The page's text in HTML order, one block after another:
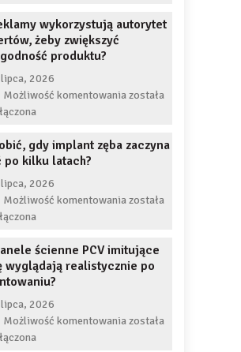
braku
zęba
chroni
wykorzystują autorytet
żeby zwiększyć
produktu?
2026
Możliwość komentowaniaJak
autorytet
zwiększyć
została
gdy implant zęba zaczyna
po kilku latach?
2026
Możliwość komentowaniaCo
implant
zęba
została
ścienne PCV imitujące
wyglądają realistycznie po
2026
Możliwość komentowaniaCzy
została